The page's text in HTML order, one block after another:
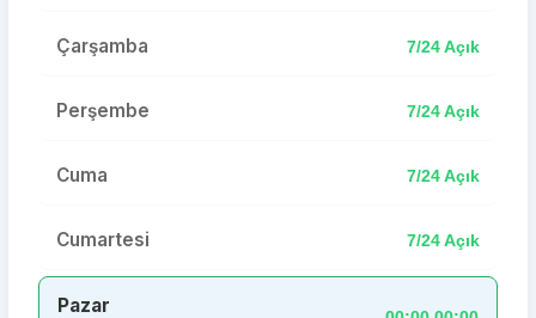
Çarşamba 7/24 Açık
Perşembe 7/24 Açık
Cuma 7/24 Açık
Cumartesi 7/24 Açık
Pazar